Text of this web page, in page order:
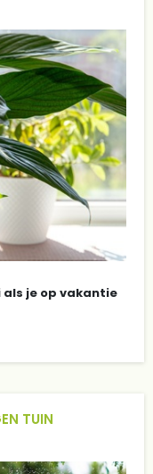
als je op vakantie
TUIN